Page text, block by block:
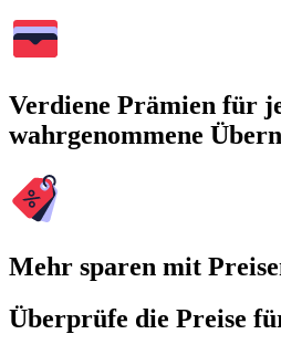
Verdiene Prämien für
wahrgenommene
Mehr sparen mit
Überprüfe die Preise